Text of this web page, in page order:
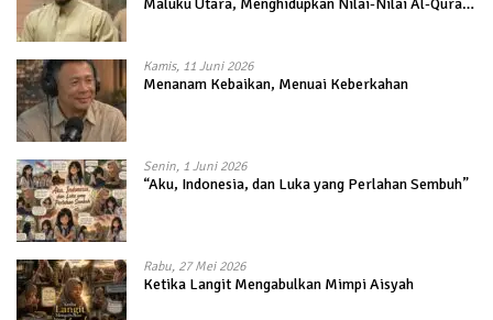
Maluku Utara, Menghidupkan Nilai-Nilai Al-Quran
Kamis, 11 Juni 2026
Menanam Kebaikan, Menuai Keberkahan
Senin, 1 Juni 2026
“Aku, Indonesia, dan Luka yang Perlahan Sembuh”
Rabu, 27 Mei 2026
Ketika Langit Mengabulkan Mimpi Aisyah